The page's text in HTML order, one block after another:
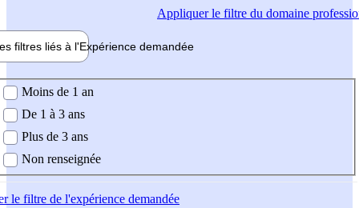
Appliquerle filtre du domaine
filtres liés à l'Expérience demandée
demandée
Moins de 1 an
De 1 à 3 ans
Plus de 3 ans
Non renseignée
le filtre de l'expérience demandée